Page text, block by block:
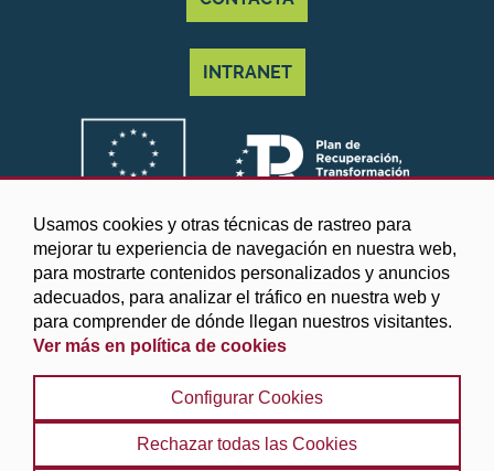
Usamos cookies y otras técnicas de rastreo para
mejorar tu experiencia de navegación en nuestra web,
para mostrarte contenidos personalizados y anuncios
adecuados, para analizar el tráfico en nuestra web y
para comprender de dónde llegan nuestros visitantes.
Ver más en política de cookies
Configurar Cookies
Rechazar todas las Cookies
INTRANET
©2025 Diputación de Granada
Aviso legal y Política de privacidad | Política de cookies
Protección de datos | Accesibilidad | Búsqueda |
Mapa web